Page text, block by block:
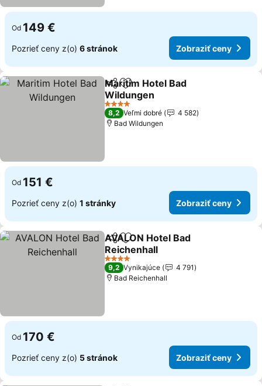
Od 149 €
Pozrieť ceny z(o) 6 stránok Zobraziť ceny
ZdieľaťPridať do obľúbených
Maritim Hotel Bad
Wildungen
Zobraziť ceny
4 Počet hviezdičiek
8,2 Veľmi dobré
4 582
Bad Wildungen
Od 151 €
Pozrieť ceny z(o) 1 stránky Zobraziť ceny
ZdieľaťPridať do obľúbených
AVALON Hotel Bad
Reichenhall
Zobraziť ceny
4 Počet hviezdičiek
9,2 Vynikajúce
4 791
Bad Reichenhall
Od 170 €
Pozrieť ceny z(o) 5 stránok Zobraziť ceny